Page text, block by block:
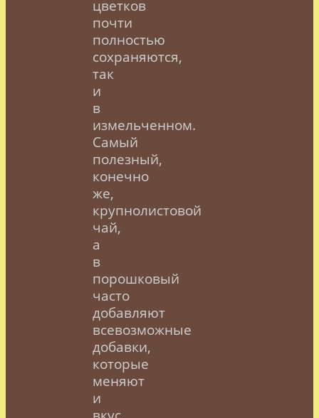
цветков
почти
полностью
сохраняются,
так
и
в
измельченном.
Самый
полезный,
конечно
же,
крупнолистовой
чай,
а
в
порошковый
часто
добавляют
всевозможные
добавки,
которые
меняют
и